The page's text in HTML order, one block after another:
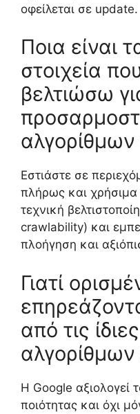
οφείλεται σε update.
Ποια είναι
στοιχεία
βελτιώσω
Εστιάστε σε
πλήρως και
τεχνική
crawlability) και
πλοήγηση και
Γιατί
από τις
Η Google αξιολογεί
ποιότητας και όχι